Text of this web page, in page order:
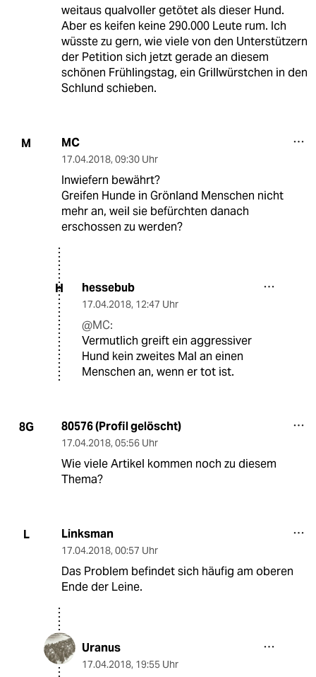
weitaus qualvoller getötet als dieser Hund.
Aber es keifen keine 290.000 Leute rum. Ich
wüsste zu gern, wie viele von den Unterstützern
der Petition sich jetzt gerade an diesem
schönen Frühlingstag, ein Grillwürstchen in den
Schlund schieben.
M MC
17.04.2018, 09:30 Uhr
Inwiefern bewährt?
Greifen Hunde in Grönland Menschen nicht
mehr an, weil sie befürchten danach
erschossen zu werden?
H hessebub
17.04.2018, 12:47 Uhr
@MC:
Vermutlich greift ein aggressiver
Hund kein zweites Mal an einen
Menschen an, wenn er tot ist.
8G 80576 (Profil gelöscht)
17.04.2018, 05:56 Uhr
Wie viele Artikel kommen noch zu diesem
Thema?
L Linksman
17.04.2018, 00:57 Uhr
Das Problem befindet sich häufig am oberen
Ende der Leine.
Uranus
17.04.2018, 19:55 Uhr